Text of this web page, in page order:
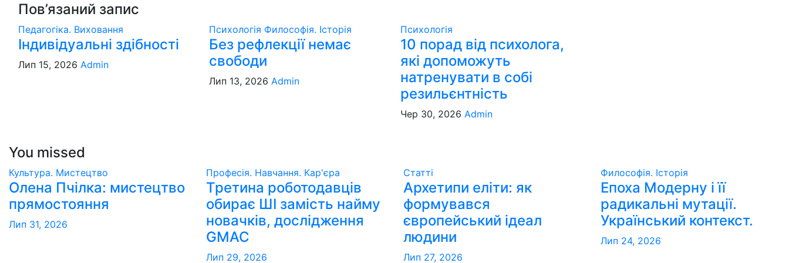
Пов’язаний запис
Педагогіка. Виховання
Індивідуальні здібності
Лип 15, 2026 Admin
Психологія Философія. Історія
Без рефлекції немає
свободи
Лип 13, 2026 Admin
Психологія
10 порад від психолога,
які допоможуть
натренувати в собі
резильєнтність
Чер 30, 2026 Admin
You missed
Культура. Мистецтво
Олена Пчілка: мистецтво
прямостояння
Лип 31, 2026
Професія. Навчання. Кар'єра
Третина роботодавців
обирає ШІ замість найму
новачків, дослідження
GMAC
Лип 29, 2026
Статті
Архетипи еліти: як
формувався
європейський ідеал
людини
Лип 27, 2026
Философія. Історія
Епоха Модерну і її
радикальні мутації.
Український контекст.
Лип 24, 2026